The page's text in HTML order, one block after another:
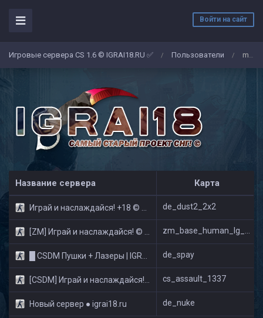
Войти на сайт
Игровые сервера CS 1.6 © IGRAI18.RU ✅ / Пользователи / misha1995
Название сервера Карта
Играй и наслаждайся! +18 © Public de_dust2_2x2
[ZM] Играй и наслаждайся! © Zombie Show
█ CSDM Пушки + Лазеры | IGRAI18.RU ツ █ de_spay
[CSDM] Играй и наслаждайся! © Classic cs_assault_1337
Новый сервер ● igrai18.ru de_nuke